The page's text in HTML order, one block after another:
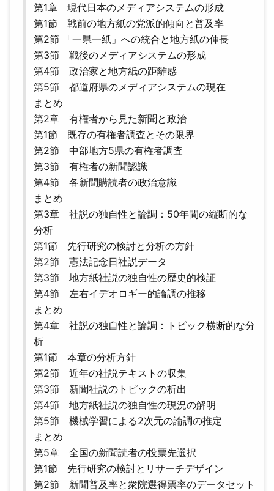
第1章 現代日本のメディアシステムの形成
第1節 戦前の地方紙の党派的傾向と普及率
第2節 「一県一紙」への統合と地方紙の伸長
第3節 戦後のメディアシステムの形成
第4節 政治家と地方紙の距離感
第5節 都道府県のメディアシステムの現在
まとめ
第2章 有権者から見た新聞と政治
第1節 既存の有権者調査とその限界
第2節 中部地方5県の有権者調査
第3節 有権者の新聞認識
第4節 各新聞購読者の政治意識
まとめ
第3章 社説の独自性と論調：50年間の縦断的な
分析
第1節 先行研究の検討と分析の方針
第2節 憲法記念日社説データ
第3節 地方紙社説の独自性の歴史的検証
第4節 左右イデオロギー的論調の推移
まとめ
第4章 社説の独自性と論調：トピック横断的な分
析
第1節 本章の分析方針
第2節 近年の社説テキストの収集
第3節 新聞社説のトピックの析出
第4節 地方紙社説の独自性の現況の解明
第5節 機械学習による2次元の論調の推定
まとめ
第5章 全国の新聞読者の投票先選択
第1節 先行研究の検討とリサーチデザイン
第2節 新聞普及率と衆院選得票率のデータセット